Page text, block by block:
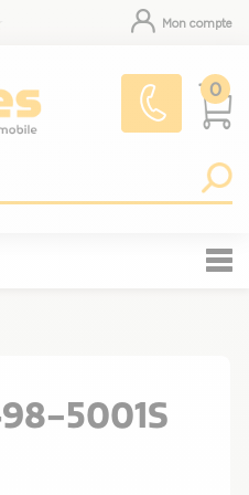
Mon compte
0
5001S